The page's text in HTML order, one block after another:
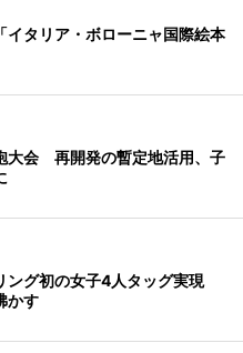
イタリア・ボローニャ国際絵本
大会 再開発の暫定地活用、子
ング初の女子4人タッグ実現
かす